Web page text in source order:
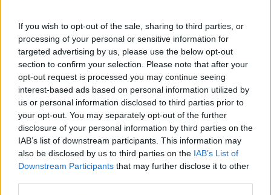
If you wish to opt-out of the sale, sharing to third parties, or
processing of your personal or sensitive information for
targeted advertising by us, please use the below opt-out
section to confirm your selection. Please note that after your
opt-out request is processed you may continue seeing
interest-based ads based on personal information utilized by
us or personal information disclosed to third parties prior to
your opt-out. You may separately opt-out of the further
disclosure of your personal information by third parties on the
IAB’s list of downstream participants. This information may
also be disclosed by us to third parties on the IAB’s List of
Downstream Participants that may further disclose it to other
Pájara organiza un curso gratuito de
transporte de animales